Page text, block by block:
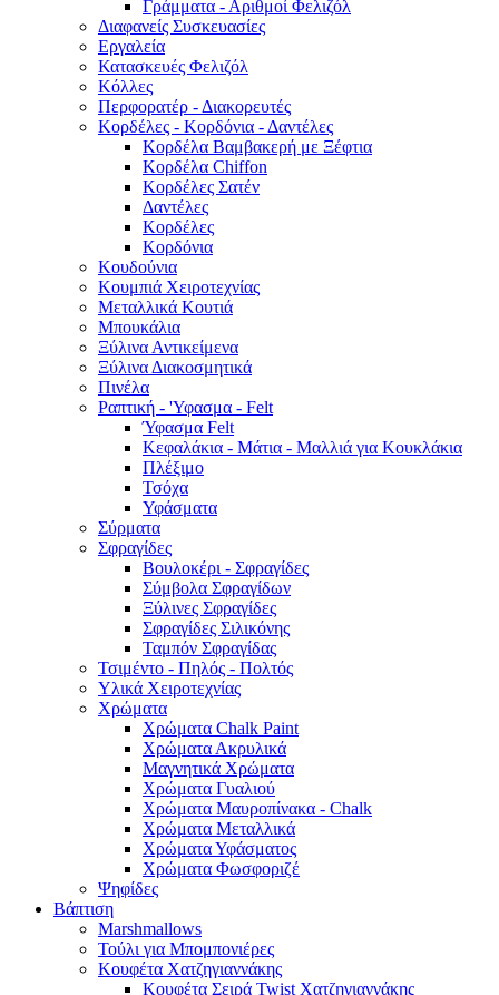
Γράμματα - Αριθμοί Φελιζόλ
Διαφανείς Συσκευασίες
Εργαλεία
Κατασκευές Φελιζόλ
Κόλλες
Περφορατέρ - Διακορευτές
Κορδέλες - Κορδόνια - Δαντέλες
Κορδέλα Βαμβακερή με Ξέφτια
Κορδέλα Chiffon
Κορδέλες Σατέν
Δαντέλες
Κορδέλες
Κορδόνια
Κουδούνια
Κουμπιά Χειροτεχνίας
Μεταλλικά Κουτιά
Μπουκάλια
Ξύλινα Αντικείμενα
Ξύλινα Διακοσμητικά
Πινέλα
Ραπτική - 'Υφασμα - Felt
Ύφασμα Felt
Κεφαλάκια - Μάτια - Μαλλιά για Κουκλάκια
Πλέξιμο
Τσόχα
Υφάσματα
Σύρματα
Σφραγίδες
Βουλοκέρι - Σφραγίδες
Σύμβολα Σφραγίδων
Ξύλινες Σφραγίδες
Σφραγίδες Σιλικόνης
Ταμπόν Σφραγίδας
Τσιμέντο - Πηλός - Πολτός
Υλικά Χειροτεχνίας
Χρώματα
Χρώματα Chalk Paint
Χρώματα Ακρυλικά
Μαγνητικά Χρώματα
Χρώματα Γυαλιού
Χρώματα Μαυροπίνακα - Chalk
Χρώματα Μεταλλικά
Χρώματα Υφάσματος
Χρώματα Φωσφοριζέ
Ψηφίδες
Βάπτιση
Marshmallows
Τούλι για Μπομπονιέρες
Κουφέτα Χατζηγιαννάκης
Κουφέτα Σειρά Twist Χατζηγιαννάκης